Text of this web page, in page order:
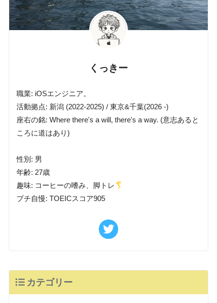
くっきー
職業: iOSエンジニア。
活動拠点: 新潟 (2022-2025) / 東京&千葉(2026 -)
座右の銘: Where there's a will, there's a way. (意志あると
ころに道はあり)
性別: 男
年齢: 27歳
趣味: コーヒーの嗜み、脚トレ
プチ自慢: TOEICスコア905
カテゴリー